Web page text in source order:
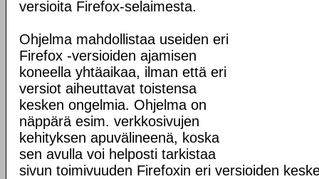
versioita Firefox-selaimesta.
Ohjelma mahdollistaa useiden eri
Firefox -versioiden ajamisen
koneella yhtäaikaa, ilman että eri
versiot aiheuttavat toistensa
kesken ongelmia. Ohjelma on
näppärä esim. verkkosivujen
kehityksen apuvälineenä, koska
sen avulla voi helposti tarkistaa
sivun toimivuuden Firefoxin eri versioiden